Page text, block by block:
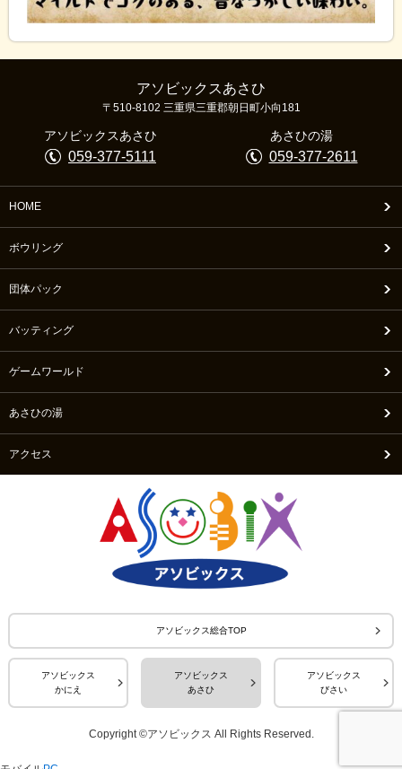
アソビックスあさひ
〒510-8102 三重県三重郡朝日町小向181
アソビックスあさひ
059-377-5111
あさひの湯
059-377-2611
HOME
ボウリング
団体パック
バッティング
ゲームワールド
あさひの湯
アクセス
アソビックス総合TOP
アソビックス
かにえ
アソビックス
あさひ
アソビックス
びさい
Copyright ©アソビックス All Rights Reserved.